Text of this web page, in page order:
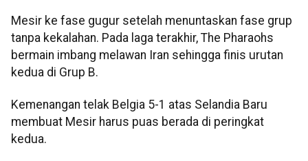
Mesir ke fase gugur setelah menuntaskan fase grup
tanpa kekalahan. Pada laga terakhir, The Pharaohs
bermain imbang melawan Iran sehingga finis urutan
kedua di Grup B.
Kemenangan telak Belgia 5-1 atas Selandia Baru
membuat Mesir harus puas berada di peringkat
kedua.